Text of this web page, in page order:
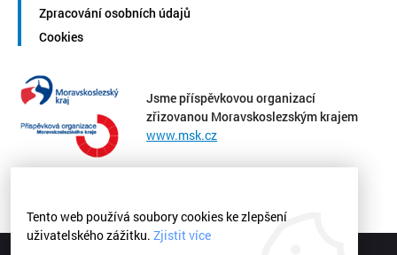
Zpracování osobních údajů
Cookies
Jsme příspěvkovou organizací
zřizovanou Moravskoslezským krajem
www.msk.cz
Tento web používá soubory cookies ke zlepšení
uživatelského zážitku. Zjistit více